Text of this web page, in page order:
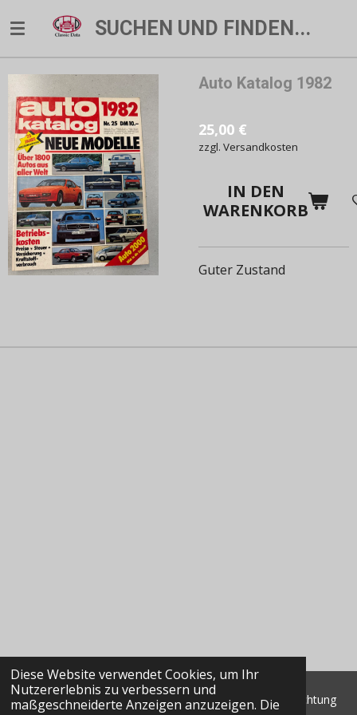
Diese Website verwendet Cookies, um Ihr
Nutzererlebnis zu verbessern und
maßgeschneiderte Anzeigen anzuzeigen. Die
Hauptinhalt
springen
SUCHEN UND FINDEN...
Auto Katalog 1982
25,00 €
zzgl. Versandkosten
IN DEN
WARENKORB
Guter Zustand
© 2022 - 2026 Classic Data GmbH & Co. KG Marktbeobachtung